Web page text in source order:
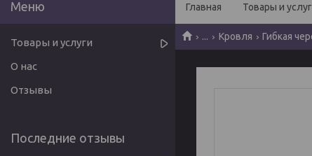
Главная Товары и
... Кровля Гибкая
Товары и услуги
О нас
Отзывы